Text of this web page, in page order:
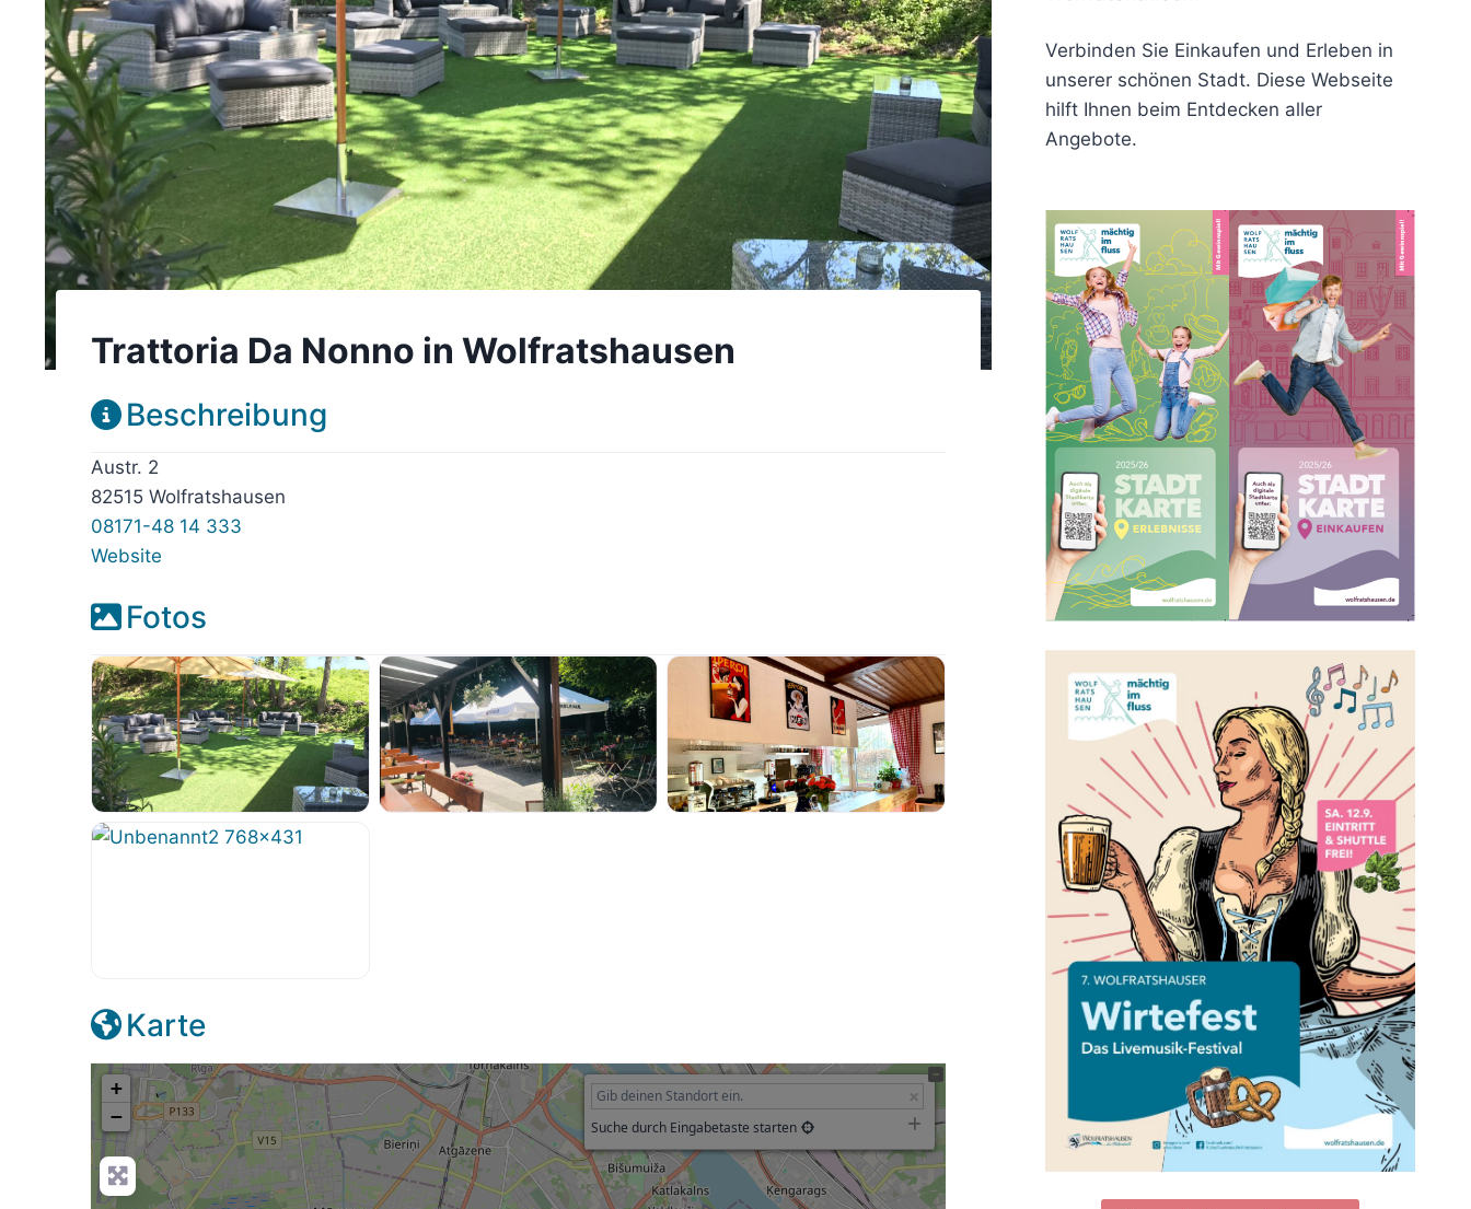
Trattoria Da Nonno in Wolfratshausen
Beschreibung
Austr. 2
82515 Wolfratshausen
08171-48 14 333
Website
Fotos
Karte
+
−
Suche durch Eingabetaste starten
Verbinden Sie Einkaufen und Erleben in
unserer schönen Stadt. Diese Webseite
hilft Ihnen beim Entdecken aller
Angebote.